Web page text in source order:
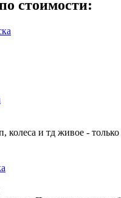
стоимости:
колеса и тд живое -